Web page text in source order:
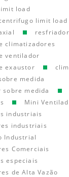
load
limit load
climatizadores
ventilador
exaustor
medida
medida
Mini
industriais
industriais
Industrial
Comerciais
especiais
de Alta Vazão